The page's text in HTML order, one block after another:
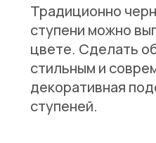
Традиционно
ступени можно
цвете. Сделать
стильным и
декоративная
ступеней.